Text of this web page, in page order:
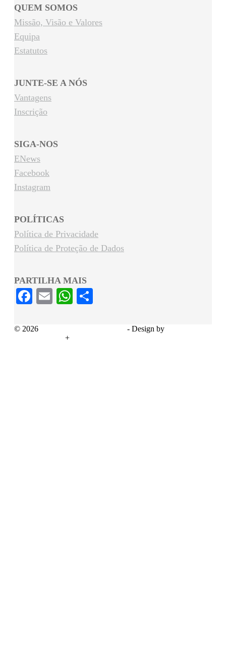
QUEM SOMOS
Missão, Visão e Valores
Equipa
Estatutos
JUNTE-SE A NÓS
Vantagens
Inscrição
SIGA-NOS
ENews
Facebook
Instagram
POLÍTICAS
Política de Privacidade
Política de Proteção de Dados
PARTILHA MAIS
Facebook
EmailWhatsApp
© 2026
- Design by
+